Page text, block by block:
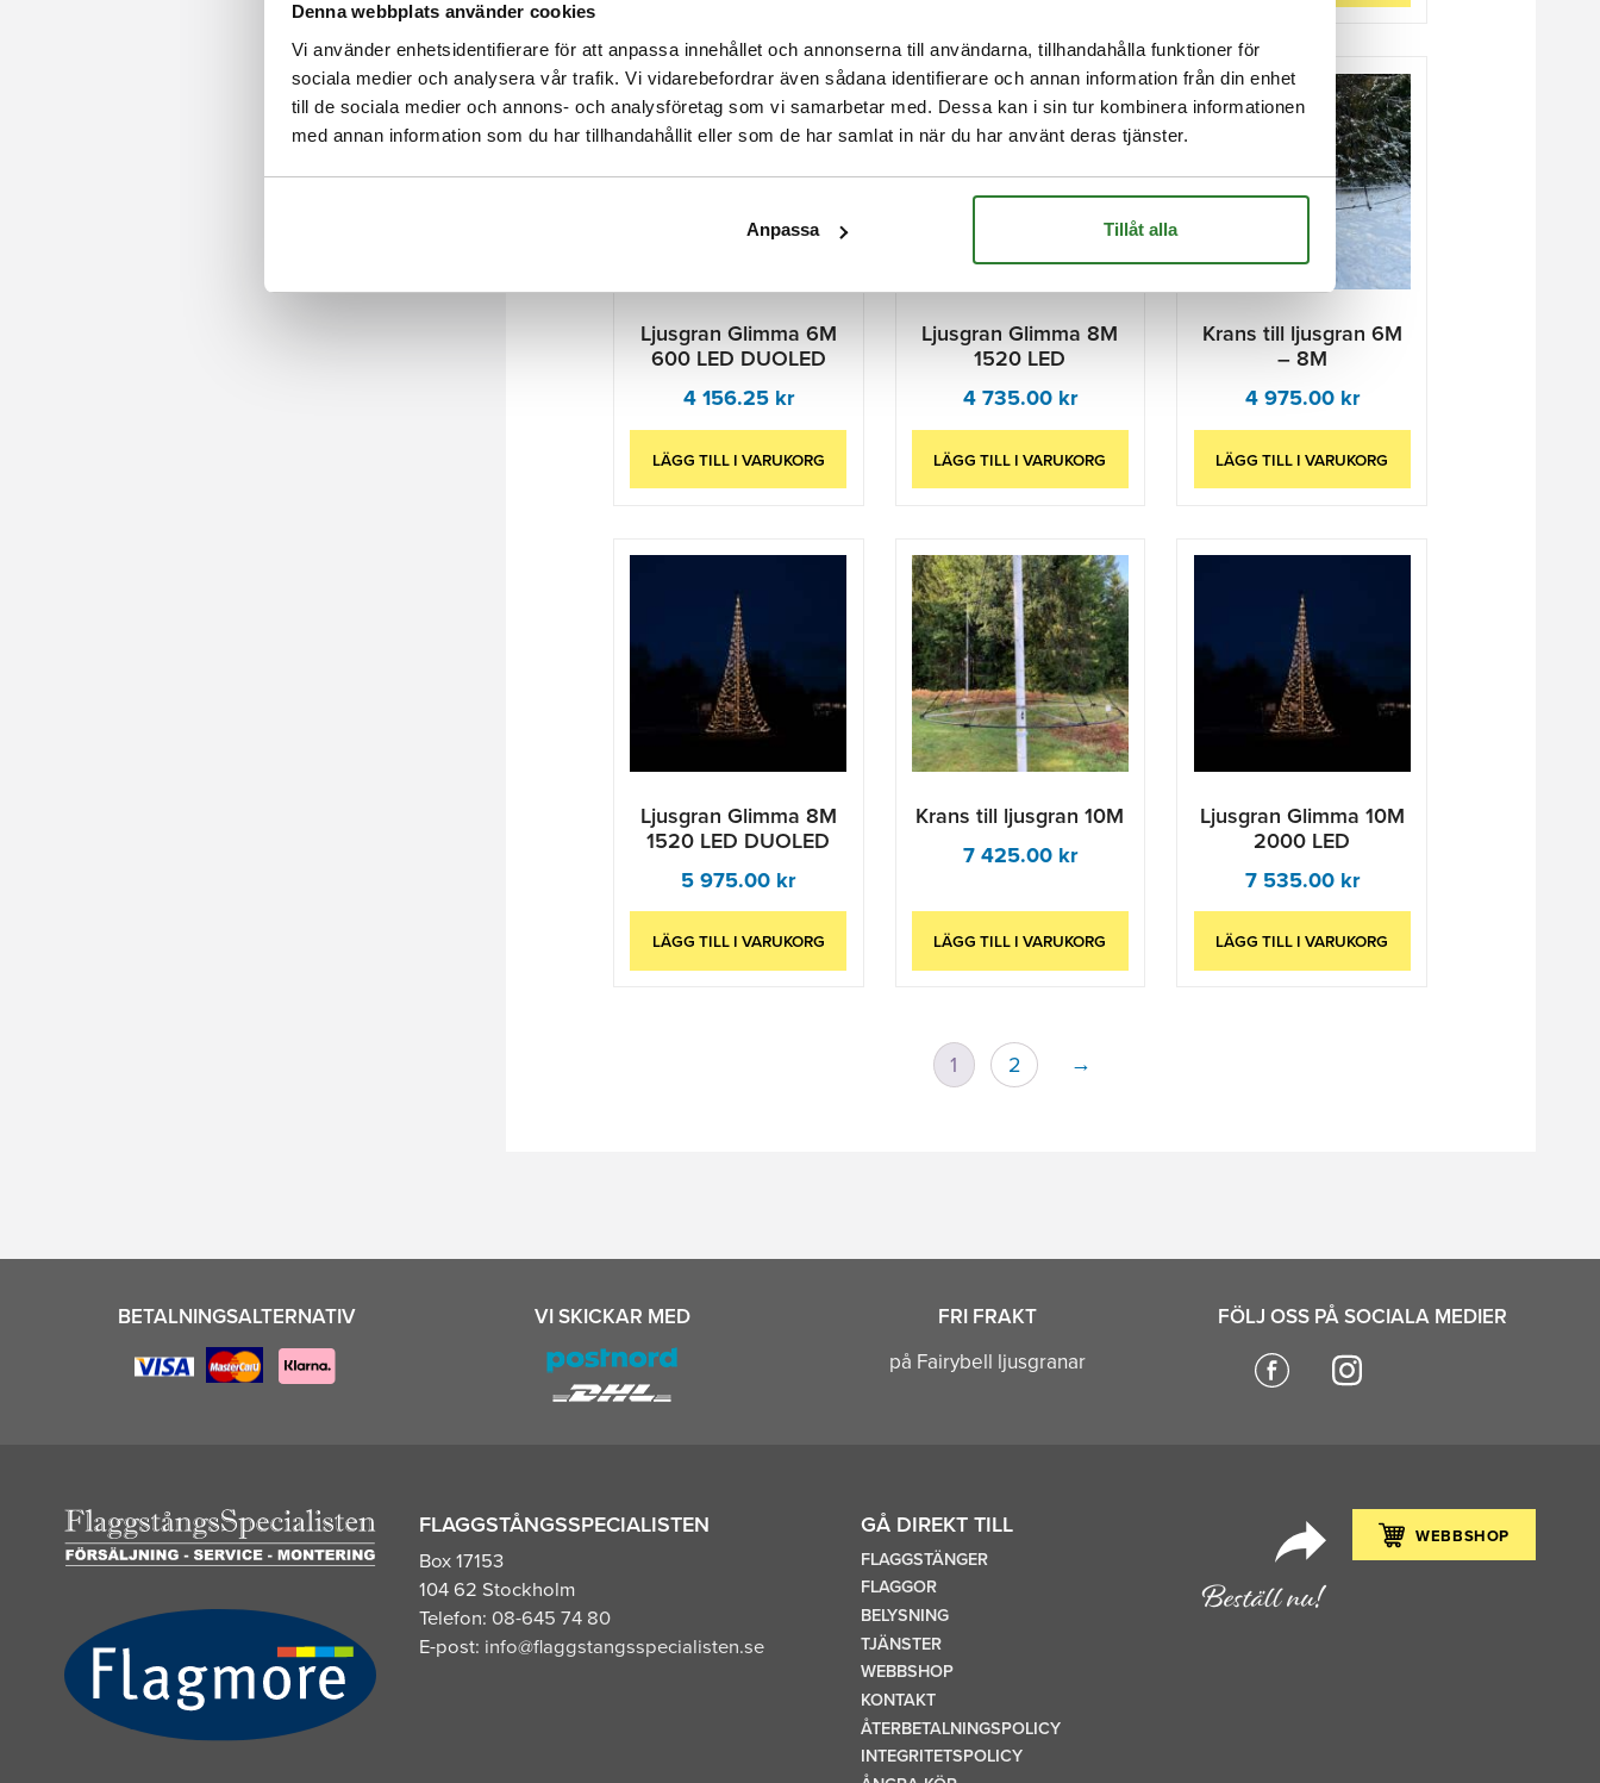
Denna webbplats använder cookies
Vi använder enhetsidentifierare för att anpassa innehållet och annonserna till användarna, tillhandahålla funktioner för
sociala medier och analysera vår trafik. Vi vidarebefordrar även sådana identifierare och annan information från din enhet
till de sociala medier och annons- och analysföretag som vi samarbetar med. Dessa kan i sin tur kombinera informationen
med annan information som du har tillhandahållit eller som de har samlat in när du har använt deras tjänster.
Anpassa Tillåt alla
Ljusgran Glimma 6M
600 LED DUOLED
4 156.25 kr
LÄGG TILL I VARUKORG
Ljusgran Glimma 8M
1520 LED
4 735.00 kr
LÄGG TILL I VARUKORG
Krans till ljusgran 6M
– 8M
4 975.00 kr
LÄGG TILL I VARUKORG
Ljusgran Glimma 8M
1520 LED DUOLED
5 975.00 kr
LÄGG TILL I VARUKORG
Krans till ljusgran 10M
7 425.00 kr
LÄGG TILL I VARUKORG
Ljusgran Glimma 10M
2000 LED
7 535.00 kr
LÄGG TILL I VARUKORG
1 2 →
BETALNINGSALTERNATIV VI SKICKAR MED
FRI FRAKT
på Fairybell ljusgranar
FÖLJ OSS PÅ SOCIALA MEDIER
FLAGGSTÅNGSSPECIALISTEN
Box 17153
104 62 Stockholm
Telefon: 08-645 74 80
E-post: info@flaggstangsspecialisten.se
GÅ DIREKT TILL
FLAGGSTÄNGER
FLAGGOR
BELYSNING
TJÄNSTER
WEBBSHOP
KONTAKT
ÅTERBETALNINGSPOLICY
INTEGRITETSPOLICY
WEBBSHOP
Beställ nu!